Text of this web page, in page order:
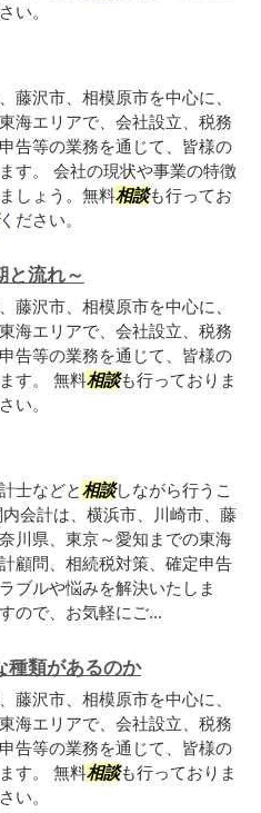
い。
藤沢市、相模原市を中心に、
海エリアで、会社設立、税務
告等の業務を通じて、皆様の
す。 会社の現状や事業の特徴
しょう。無料相談も行ってお
ください。
と流れ～
藤沢市、相模原市を中心に、
海エリアで、会社設立、税務
告等の業務を通じて、皆様の
す。 無料相談も行っておりま
い。
士などと相談しながら行うこ
会計は、横浜市、川崎市、藤
川県、東京～愛知までの東海
顧問、相続税対策、確定申告
ブルや悩みを解決いたしま
ので、お気軽にご...
種類があるのか
藤沢市、相模原市を中心に、
海エリアで、会社設立、税務
告等の業務を通じて、皆様の
す。 無料相談も行っておりま
い。